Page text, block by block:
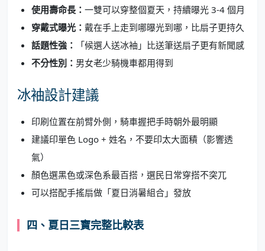
使用壽命長： 一雙可以穿整個夏天，持續曝光 3-4 個月
穿戴式曝光： 戴在手上走到哪曝光到哪，比扇子更持久
話題性強：
「候選人送冰袖」比送筆送扇子更有新聞感
不分性別： 男女老少騎機車都用得到
冰袖設計建議
印刷位置在前臂外側，騎車握把手時朝外最明顯
建議印單色 Logo + 姓名，不要印太大面積（影響透
氣）
顏色選黑色或深色系最百搭，選民日常穿搭不突兀
可以搭配手搖扇做「夏日消暑組合」發放
四、夏日三寶完整比較表